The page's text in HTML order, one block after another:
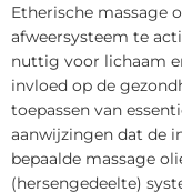
Etherische massage
afweersysteem te
nuttig voor lichaam
invloed op de
toepassen van
aanwijzingen dat de
bepaalde massage
(hersengedeelte)